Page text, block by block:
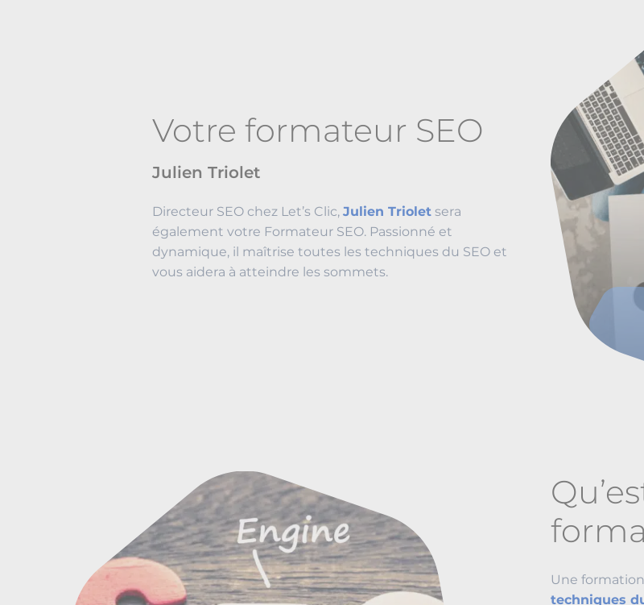
Votre formateur SEO
Julien Triolet
Directeur SEO chez Let’s Clic, Julien Trioletsera
également votre Formateur SEO. Passionné et
dynamique, il maîtrise toutes les techniques du SEO et
vous aidera à atteindre les sommets.
Une
techniques